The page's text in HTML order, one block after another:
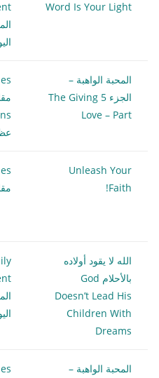
Word Is Your Light
المحبة الواهبة –
الجزء 5 The Giving
Love – Part
Unleash Your
Faith!
الله لا يقود أولاده
بالأحلام God
Doesn’t Lead His
Children With
Dreams
المحبة الواهبة –